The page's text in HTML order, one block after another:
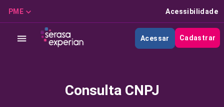
PME Acessibilidade
Acessar Cadastrar
Consulta CNPJ